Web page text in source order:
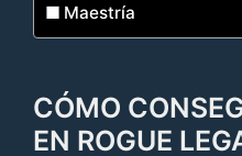
Maestría
CÓMO
EN ROGUE